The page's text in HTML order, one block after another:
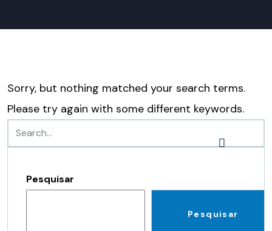
Sorry, but nothing matched your search terms.
Please try again with some different keywords.
Pesquisar
Pesquisar